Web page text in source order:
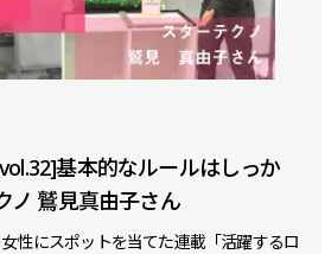
基本的なルールはしっか
ノ 鷲見真由子さん
性にスポットを当てた連載「活躍するロ